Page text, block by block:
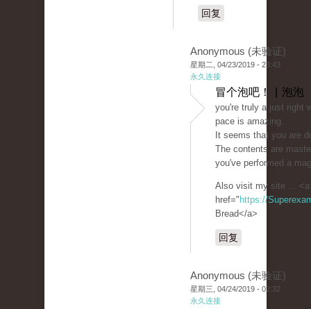
回复
Anonymous (未验证)
星期二, 04/23/2019 - 23:43
永久连接
冒个泡吧！ | 泡泡
you're truly a just right
pace is amazing.
It seems that you are
The contents are
you've performed a
Also visit my site ... <a
href=" https://
Bread</a>
回复
Anonymous (未验证)
星期三, 04/24/2019 - 02:32
永久连接